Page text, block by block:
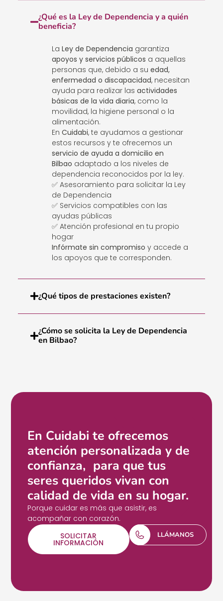
¿Qué es la Ley de Dependencia y a quién
beneficia?
La Ley de Dependencia garantiza
apoyos y servicios públicos a aquellas
personas que, debido a su edad,
enfermedad o discapacidad, necesitan
ayuda para realizar las actividades
básicas de la vida diaria, como la
movilidad, la higiene personal o la
alimentación.
En Cuidabi, te ayudamos a gestionar
estos recursos y te ofrecemos un
servicio de ayuda a domicilio en
Bilbao adaptado a los niveles de
dependencia reconocidos por la ley.
✅ Asesoramiento para solicitar la Ley
de Dependencia
✅ Servicios compatibles con las
ayudas públicas
✅ Atención profesional en tu propio
hogar
Infórmate sin compromiso y accede a
los apoyos que te corresponden.
¿Qué tipos de prestaciones existen?
¿Cómo se solicita la Ley de Dependencia
en Bilbao?
En Cuidabi te ofrecemos
atención personalizada y de
confianza, para que tus
seres queridos vivan con
calidad de vida en su hogar.
Porque cuidar es más que asistir, es
acompañar con corazón.
SOLICITAR
INFORMACIÓN
LLÁMANOS